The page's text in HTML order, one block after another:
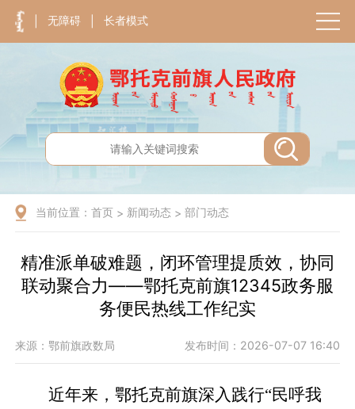
无障碍 长者模式
当前位置：首页 > 新闻动态 >部门动态
精准派单破难题，闭环管理提质效，协同
联动聚合力——鄂托克前旗12345政务服
务便民热线工作纪实
来源：鄂前旗政数局 发布时间：2026-07-07 16:40
近年来，鄂托克前旗深入践行“民呼我